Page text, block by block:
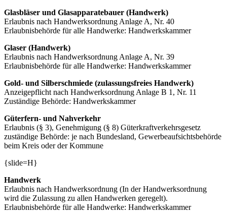
Glasbläser und Glasapparatebauer (Handwerk)
Erlaubnis nach Handwerksordnung Anlage A, Nr. 40
Erlaubnisbehörde für alle Handwerke: Handwerkskammer
Glaser (Handwerk)
Erlaubnis nach Handwerksordnung Anlage A, Nr. 39
Erlaubnisbehörde für alle Handwerke: Handwerkskammer
Gold- und Silberschmiede (zulassungsfreies Handwerk)
Anzeigepflicht nach Handwerksordnung Anlage B 1, Nr. 11
Zuständige Behörde: Handwerkskammer
Güterfern- und Nahverkehr
Erlaubnis (§ 3), Genehmigung (§ 8) Güterkraftverkehrsgesetz
zuständige Behörde: je nach Bundesland, Gewerbeaufsichtsbehörde
beim Kreis oder der Kommune
{slide=H}
Handwerk
Erlaubnis nach Handwerksordnung (In der Handwerksordnung
wird die Zulassung zu allen Handwerken geregelt).
Erlaubnisbehörde für alle Handwerke: Handwerkskammer